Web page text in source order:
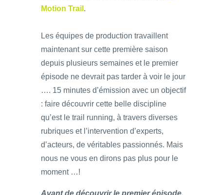
Motion Trail .
Les équipes de production travaillent
maintenant sur cette première saison
depuis plusieurs semaines et le premier
épisode ne devrait pas tarder à voir le jour
…. 15 minutes d’émission avec un objectif
: faire découvrir cette belle discipline
qu’est le trail running, à travers diverses
rubriques et l’intervention d’experts,
d’acteurs, de véritables passionnés. Mais
nous ne vous en dirons pas plus pour le
moment …!